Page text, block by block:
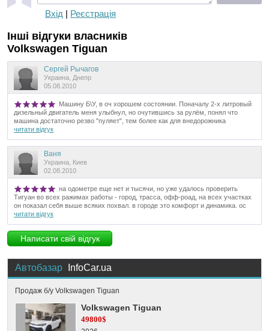
Вхід | Реєстрація
Інші відгуки власників
Volkswagen Tiguan
Сергей Рычагов
Украина, Днепр
05.08.2010
Машину Б\У, в оч хорошем состоянии. Поначалу 2-х литровый
дизельный двигатель меня улыбнул, но очутившись за рулём, понял что
машина достаточно резво "пуляет", тем более как для внедорожника
читати відгук
Ваня
Украина, Киев
02.08.2010
на одометре еще нет и тысячи, но уже удалось проверить
Тигуан во всех ражимах работы - город, трасса, офф-роад, на всех участках
он показал себя выше всяких похвал. в городе это комфорт и динамика. ос
читати відгук
Написати свій відгук
Автобазар InfoCar.ua
Продаж б/у Volkswagen Tiguan
Volkswagen Tiguan
49800$